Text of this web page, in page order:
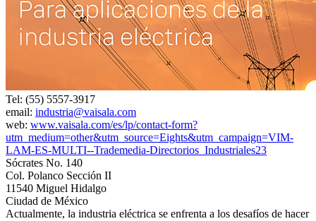
Tel: (55) 5557-3917
email: industria@vaisala.com
web: www.vaisala.com/es/lp/contact-form?
utm_medium=other&utm_source=Eights&utm_campaign=VIM-
LAM-ES-MULTI--Trademedia-Directorios_Industriales23
Sócrates No. 140
Col. Polanco Sección II
11540 Miguel Hidalgo
Ciudad de México
Actualmente, la industria eléctrica se enfrenta a los desafíos de hacer